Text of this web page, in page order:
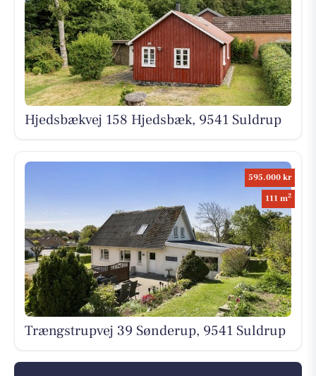
Hjedsbækvej 158 Hjedsbæk, 9541 Suldrup
595.000 kr
111 m2
Trængstrupvej 39 Sønderup, 9541 Suldrup